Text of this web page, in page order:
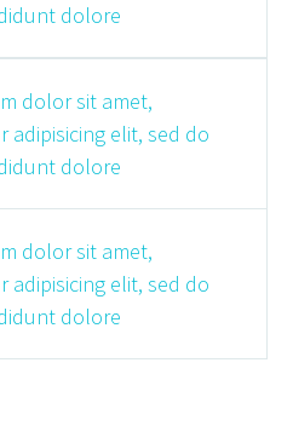
dolore
dolor sit amet,
adipisicing elit, sed do
dolore
dolor sit amet,
adipisicing elit, sed do
dolore